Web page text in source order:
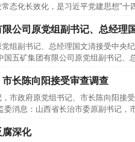
化长效化，是习近平党建思想"十
公司原党组副书记、总经理
副书记、总经理国文清接受中央
矿集团有限公司原党组副书记、
长陈向阳接受审查调查
市政府原党组书记、市长陈向阳
委消息：山西省长治市委原副书记，
腐深化